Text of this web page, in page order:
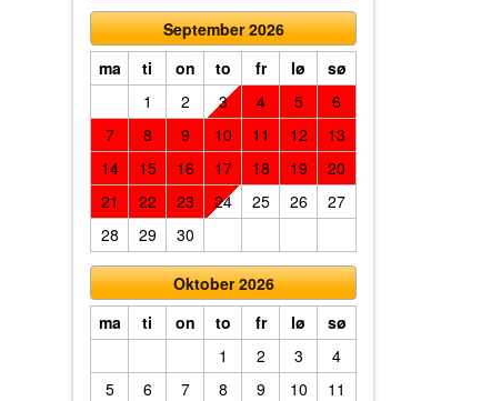
September 2026
ma
ti on to fr lø
sø
1
2 3 4 5
6
7
8 9 10 11 12
13
14
15 16 17 18 19
20
21
22 23 24 25 26
27
28
29 30
Oktober 2026
ma
ti on to fr lø
sø
1
2 3
4
5
6 7 8 9 10
11